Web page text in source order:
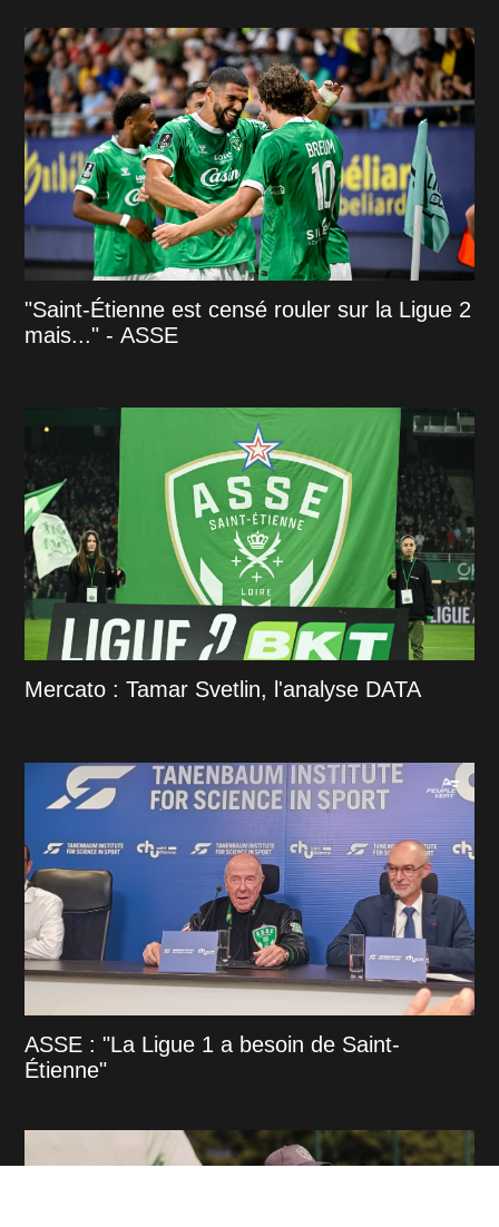
"Saint-Étienne est censé rouler sur la Ligue 2
mais..." - ASSE
Mercato : Tamar Svetlin, l'analyse DATA
ASSE : "La Ligue 1 a besoin de Saint-
Étienne"